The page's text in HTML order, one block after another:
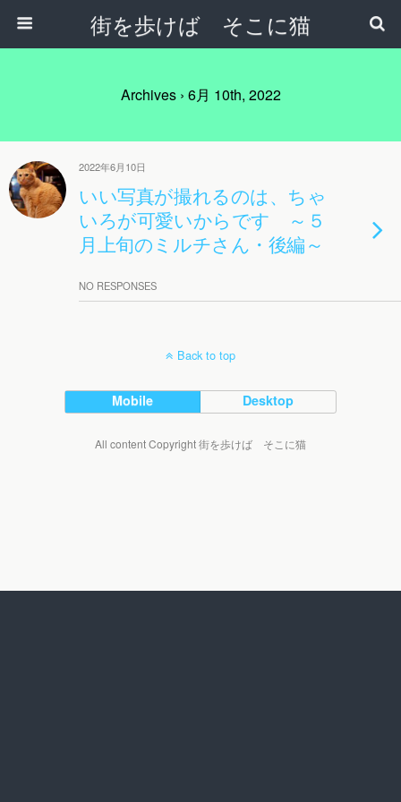
街を歩けば そこに猫
Archives › 6月 10th, 2022
2022年6月10日
いい写真が撮れるのは、ちゃ
いろが可愛いからです ～５
月上旬のミルチさん・後編～
NO RESPONSES
Back to top
Mobile Desktop
All content Copyright 街を歩けば そこに猫